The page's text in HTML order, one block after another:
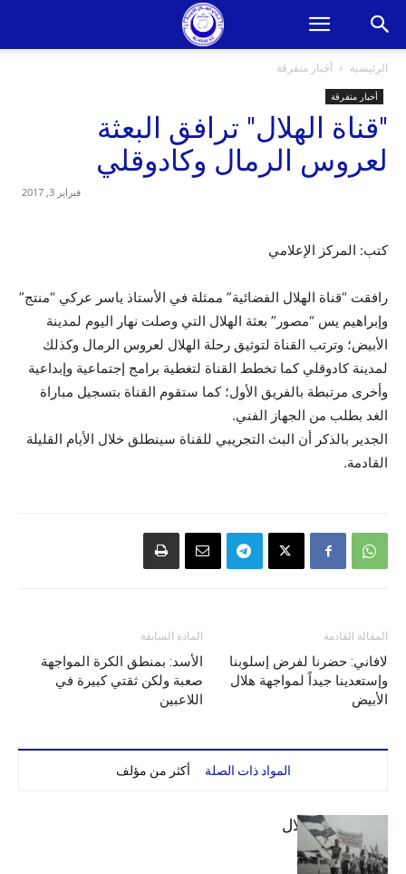
الرئيسية أخبار متفرقة
أخبار متفرقة
"قناة الهلال" ترافق البعثة
لعروس الرمال وكادوقلي
فبراير 3, 2017
كتب: المركز الإعلامي
رافقت “قناة الهلال الفضائية” ممثلة في الأستاذ ياسر عركي “منتج”
وإبراهيم يس “مصور” بعثة الهلال التي وصلت نهار اليوم لمدينة
الأبيض؛ وترتب القناة لتوثيق رحلة الهلال لعروس الرمال وكذلك
لمدينة كادوقلي كما تخطط القناة لتغطية برامج إجتماعية وإبداعية
وأخرى مرتبطة بالفريق الأول؛ كما ستقوم القناة بتسجيل مباراة
الغد بطلب من الجهاز الفني.
الجدير بالذكر أن البث التجريبي للقناة سينطلق خلال الأيام القليلة
القادمة.
المادة السابقة
الأسد: بمنطق الكرة المواجهة
صعبة ولكن ثقتي كبيرة في
اللاعبين
المقالة القادمة
لافاني: حضرنا لفرض إسلوبنا
وإستعدينا جيداً لمواجهة هلال
الأبيض
المواد ذات الصلة أكثر من مؤلف
الهلال والاستقلال